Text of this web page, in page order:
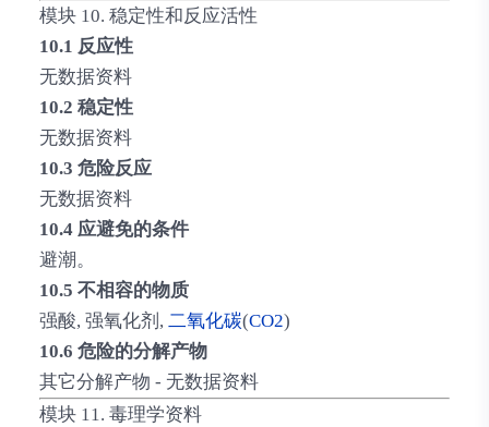
模块 10. 稳定性和反应活性
10.1 反应性
无数据资料
10.2 稳定性
无数据资料
10.3 危险反应
无数据资料
10.4 应避免的条件
避潮。
10.5 不相容的物质
强酸, 强氧化剂, 二氧化碳(CO2)
10.6 危险的分解产物
其它分解产物 - 无数据资料
模块 11. 毒理学资料